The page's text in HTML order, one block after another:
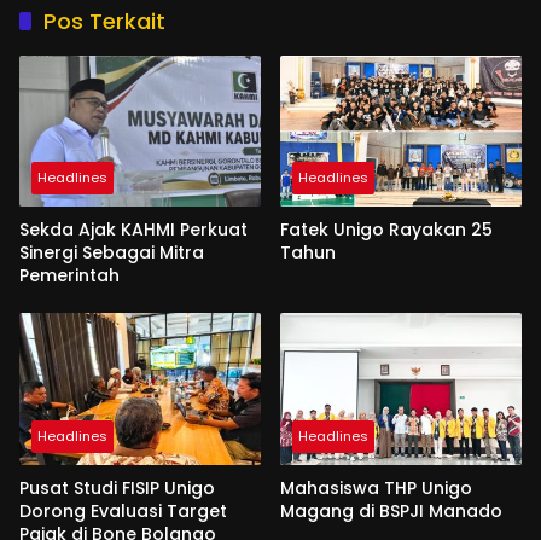
Pos Terkait
Headlines
Sekda Ajak KAHMI Perkuat
Sinergi Sebagai Mitra
Pemerintah
Headlines
Fatek Unigo Rayakan 25
Tahun
Headlines
Pusat Studi FISIP Unigo
Dorong Evaluasi Target
Pajak di Bone Bolango
Headlines
Mahasiswa THP Unigo
Magang di BSPJI Manado